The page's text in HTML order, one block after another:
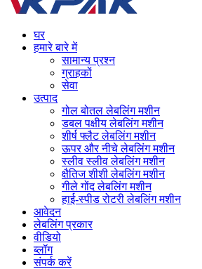
घर
हमारे बारे में
सामान्य प्रश्न
ग्राहकों
सेवा
उत्पाद
गोल बोतल लेबलिंग मशीन
डबल पक्षीय लेबलिंग मशीन
शीर्ष फ्लैट लेबलिंग मशीन
ऊपर और नीचे लेबलिंग मशीन
स्लीव स्लीव लेबलिंग मशीन
क्षैतिज शीशी लेबलिंग मशीन
गीले गोंद लेबलिंग मशीन
हाई-स्पीड रोटरी लेबलिंग मशीन
आवेदन
लेबलिंग प्रकार
वीडियो
ब्लॉग
संपर्क करें